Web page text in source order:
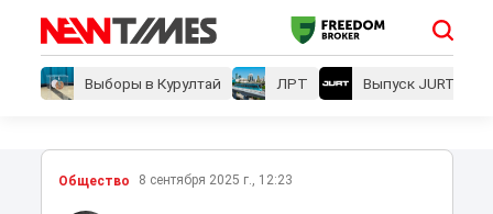
Выборы в Курултай ЛРТ Выпуск JURT
Общество 8 сентября 2025 г., 12:23